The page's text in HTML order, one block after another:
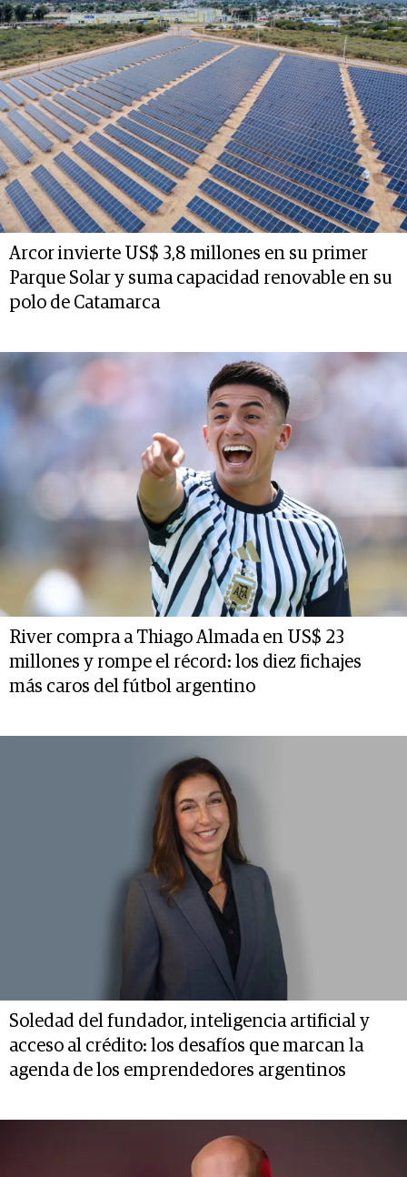
Arcor invierte US$ 3,8 millones en su primer
Parque Solar y suma capacidad renovable en su
polo de Catamarca
River compra a Thiago Almada en US$ 23
millones y rompe el récord: los diez fichajes
más caros del fútbol argentino
Soledad del fundador, inteligencia artificial y
acceso al crédito: los desafíos que marcan la
agenda de los emprendedores argentinos